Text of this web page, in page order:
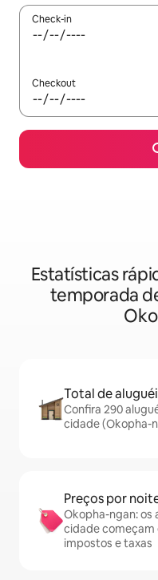
Check-in
Checkout
Estatísticas
temporada
Total de
Confira 290
cidade (Okopha-
Preços por
Okopha-ngan: os
cidade começam
impostos e taxas